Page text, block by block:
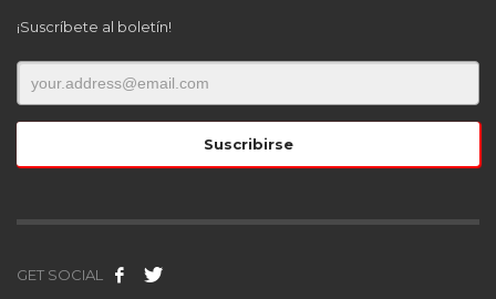
¡Suscríbete al boletín!
GET SOCIAL